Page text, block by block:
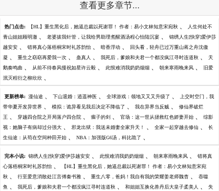
查看更多章节...
热门点击: 【HL】重生黑化后，她逼总裁以死谢罪！ 作者：易小文林知意宋宛秋 、 人生何处不
青山姐姐顾明澈 、 老婆拔我针管，让我给男助理煮醒酒汤程心怡陆沉宴 、 锦绣人生[快穿]爱伊莎
越安安 、 错将真心落梧桐宋时礼苏韵怡 、 暗香浮动 、 回头看，轻舟已过万重山蒋之舟沈傲
凝 、 重生之窈窈再爱我一次 、 蛊真人 、 我死后，爹娘和夫君一个都没疯江寻时连道秋 、 天
鹅奏鸣曲 、 从前不待春风慢祝如星许云毅 、 此恨难消我奶奶烟烟 、 朝来寒雨晚来风 、 旧爱
泯灭程衍之柳欣欣 、
更新榜单: 漫仙途 、 下山退婚：逍遥神医 、 全球游戏：领地又又又升级了 、 上交时空门，我
带华夏开发异世界 、 模拟：诡异看见我后决定不降临了 、 我在异界当反贼 、 修仙界破烂
王 、 穿越四合院之开局落户四合院 、 瘸子的剑 、 官场：这一世从拯救红色娇妻开始 、 综影
视：她脑子有病却过分强大 、 邪龙出狱：我送未婚妻全家升天！ 、 全家一起穿越去修仙 、 长
生仙途：从苟在空间种田开始 、 NBA：加强版G6汤，科比跪了 、
完本小说: 锦绣人生[快穿]爱伊莎越安安 、 此恨难消我奶奶烟烟 、 朝来寒雨晚来风 、 错将真
心落梧桐宋时礼苏韵怡 、 【HL】重生黑化后，她逼总裁以死谢罪！ 作者：易小文林知意宋宛
秋 、 行至爱意消散处江言傅秦书雅 、 重生八零，爸妈！我自有我的荣耀姜老师魏杳 、 吞噬
鱼 、 我死后，爹娘和夫君一个都没疯江寻时连道秋 、 和姐姐互换化兽丹后大皇子柔美人 、 失